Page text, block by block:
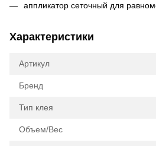
аппликатор сеточный для
Характеристики
Артикул
Бренд
Тип клея
Объем/Вес